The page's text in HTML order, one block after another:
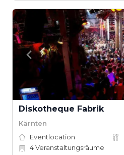
Diskotheque Fabrik
Kärnten
Eventlocation
4Veranstaltungsräume